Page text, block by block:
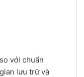
so với chuẩn
lưu trữ và